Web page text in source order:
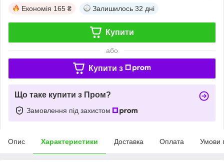
Економія 165 ₴ Залишилось 32 дні
Купити
або
Купити з
Що таке купити з Пром?
Замовлення під захистом
Опис Характеристики Доставка Оплата Умови